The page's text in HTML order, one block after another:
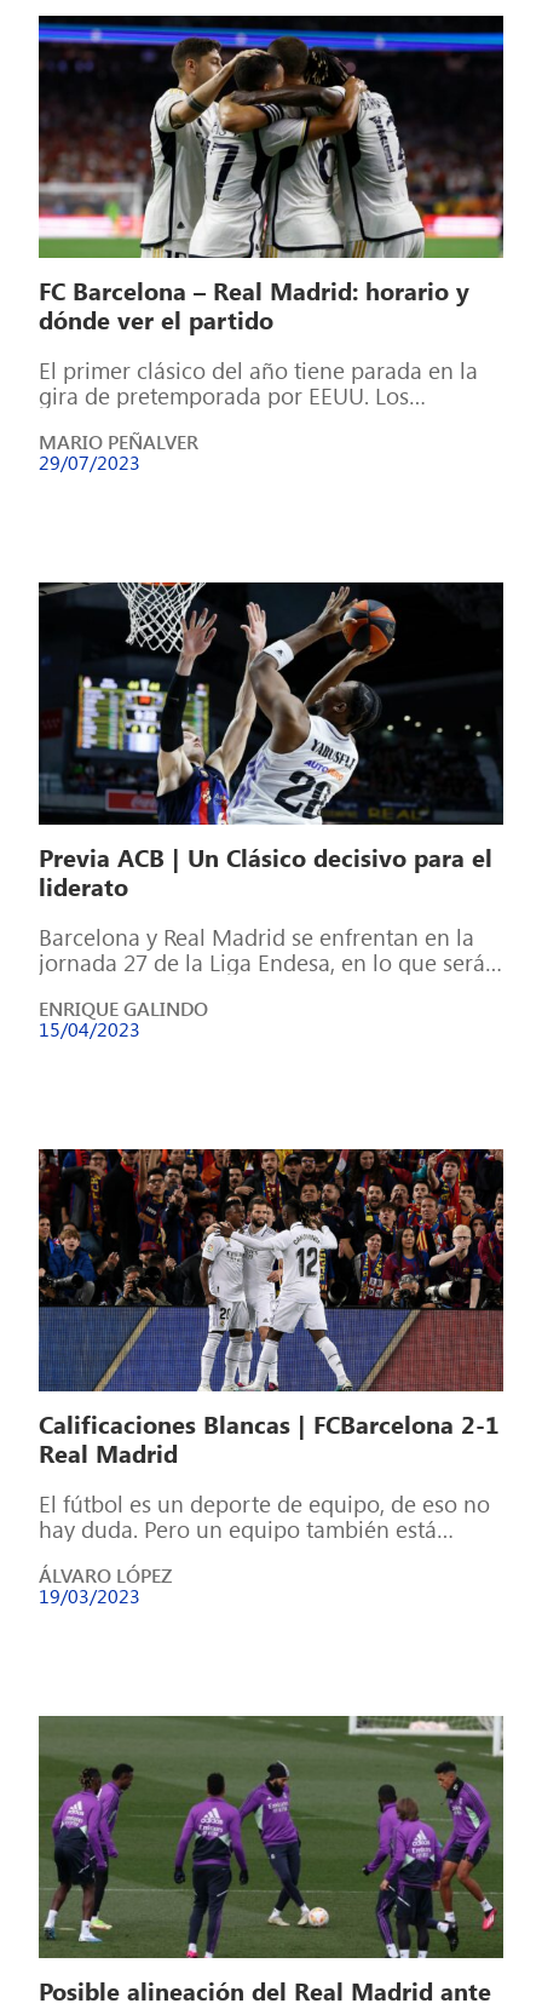
FC Barcelona – Real Madrid: horario y
dónde ver el partido
El primer clásico del año tiene parada en la
gira de pretemporada por EEUU. Los
MARIO PEÑALVER
29/07/2023
Previa ACB | Un Clásico decisivo para el
liderato
Barcelona y Real Madrid se enfrentan en la
jornada 27 de la Liga Endesa, en lo que será
ENRIQUE GALINDO
15/04/2023
Calificaciones Blancas | FCBarcelona 2-1
Real Madrid
El fútbol es un deporte de equipo, de eso no
hay duda. Pero un equipo también está
ÁLVARO LÓPEZ
19/03/2023
Posible alineación del Real Madrid ante